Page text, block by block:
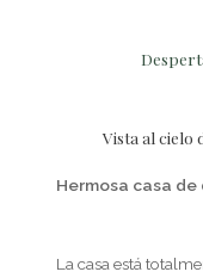
Vista al cielo
Hermosa casa
La casa está